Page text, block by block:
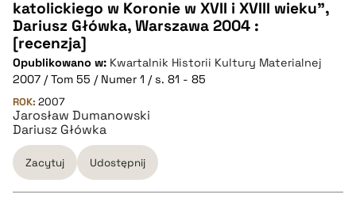
CZYSTY TEKST
pobierz cytat
BIBTEX
pobierz cytat
katolickiego w Koronie w XVII i XVIII wieku",
Dariusz Główka, Warszawa 2004 :
[recenzja]
Opublikowano w: Kwartalnik Historii Kultury Materialnej
2007 / Tom 55 / Numer 1 / s. 81 - 85
ROK: 2007
Jarosław Dumanowski
Dariusz Główka
Zacytuj Udostępnij